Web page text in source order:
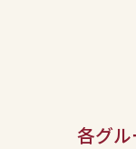
各グ